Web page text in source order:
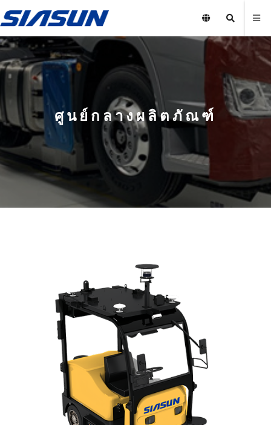
ศูนย์กลางผลิตภัณฑ์